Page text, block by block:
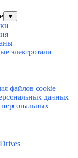
▼
электротали
файлов cookie
данных
персональных